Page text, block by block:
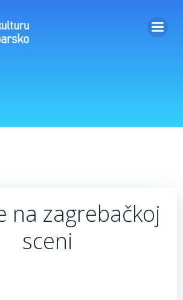
na zagrebačkoj
sceni